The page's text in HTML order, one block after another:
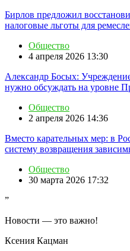
Бирлов предложил
налоговые льготы для
Общество
4 апреля 2026 13:30
Александр Босых:
нужно обсуждать на уровне
Общество
2 апреля 2026 14:36
Вместо карательных мер: в
систему возвращения
Общество
30 марта 2026 17:32
”
Новости — это важно!
Ксения Кацман